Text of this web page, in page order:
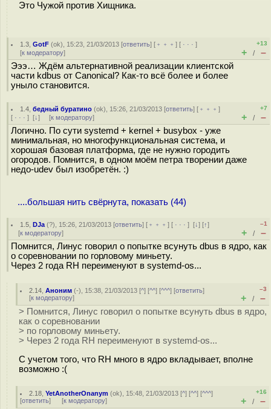
Это Чужой против Хищника.
1.3 ,GotF (ok), 15:23, 21/03/2013 [ответить] [ ﹢﹢﹢] [ · · ·]
[к модератору]
+13
+ / –
Эээ… Ждём альтернативной реализации клиентской
части kdbus от Canonical? Как-то всё более и более
уныло становится.
1.4 ,бедный буратино (ok), 15:26, 21/03/2013 [ответить] [ ﹢﹢﹢]
[ · · · ] [↓] [к модератору]
+7
+ / –
Логично. По сути systemd + kernel + busybox - уже
минимальная, но многофункциональная система, и
хорошая базовая платформа, где не нужно городить
огородов. Помнится, в одном моём петра творении даже
недо-udev был изобретён. :)
....большая нить свёрнута, показать (44)
1.5 ,DJa (?), 15:26, 21/03/2013 [ответить] [ ﹢﹢﹢] [ · · ·][↓] [↑]
[к модератору]
–1
+ / –
Помнится, Линус говорил о попытке всунуть dbus в ядро, как
о соревновании по горловому миньету.
Через 2 года RH переименуют в systemd-os...
2.14 ,Аноним (-), 15:38, 21/03/2013 [^] [^^] [^^^] [ответить]
[к модератору]
–3
+ / –
> Помнится, Линус говорил о попытке всунуть dbus в ядро,
как о соревновании
> по горловому миньету.
> Через 2 года RH переименуют в systemd-os...
С учетом того, что RH много в ядро вкладывает, вполне
возможно :(
2.18 ,YetAnotherOnanym (ok), 15:48, 21/03/2013 [^] [^^] [^^^]
[ответить] [к модератору]
+16
+ / –